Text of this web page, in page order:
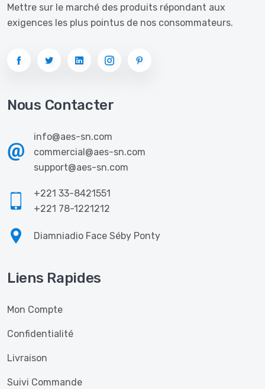
Mettre sur le marché des produits répondant aux
exigences les plus pointus de nos consommateurs.
Nous Contacter
info@aes-sn.com
commercial@aes-sn.com
support@aes-sn.com
+221 33-8421551
+221 78-1221212
Diamniadio Face Séby Ponty
Liens Rapides
Mon Compte
Confidentialité
Livraison
Suivi Commande